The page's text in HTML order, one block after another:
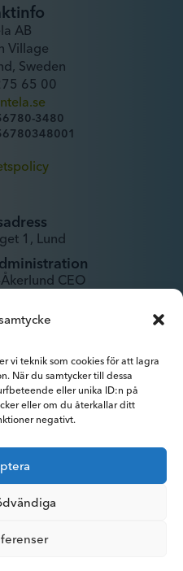
vi teknik som cookies för att lagra
När du samtycker till dessa
eller unika ID:n på
eller om du återkallar ditt
negativt.
AB
Village
Sweden
65 00
3480
1, Lund
CEO
och analyser.